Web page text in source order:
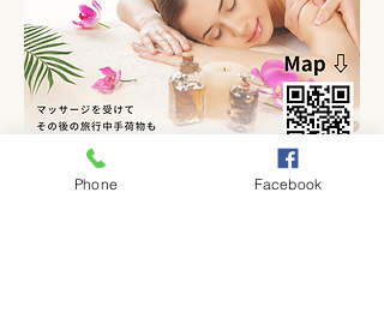
Phone Facebook